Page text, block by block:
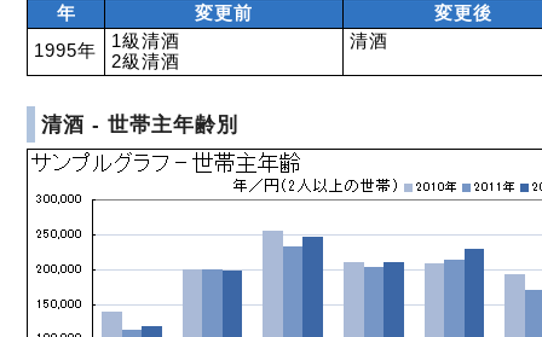
年 変更前
変更後
1995年
1級清酒
2級清酒
清酒
清酒 - 世帯主年齢別